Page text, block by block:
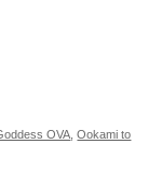
OVA ,Ookami to